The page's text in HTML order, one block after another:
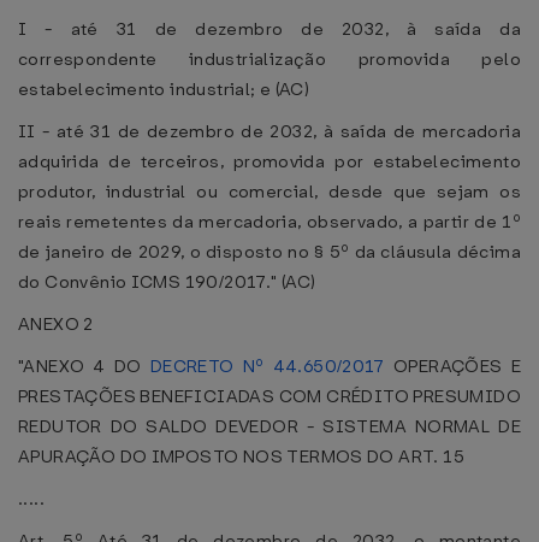
I - até 31 de dezembro de 2032, à saída da
correspondente industrialização promovida pelo
estabelecimento industrial; e (AC)
II - até 31 de dezembro de 2032, à saída de mercadoria
adquirida de terceiros, promovida por estabelecimento
produtor, industrial ou comercial, desde que sejam os
reais remetentes da mercadoria, observado, a partir de 1º
de janeiro de 2029, o disposto no § 5º da cláusula décima
do Convênio ICMS 190/2017." (AC)
ANEXO 2
"ANEXO 4 DO DECRETO Nº 44.650/2017 OPERAÇÕES E
PRESTAÇÕES BENEFICIADAS COM CRÉDITO PRESUMIDO
REDUTOR DO SALDO DEVEDOR - SISTEMA NORMAL DE
APURAÇÃO DO IMPOSTO NOS TERMOS DO ART. 15
.....